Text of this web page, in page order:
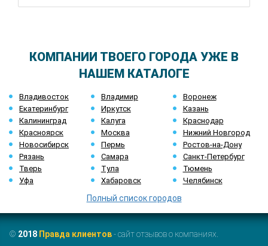
КОМПАНИИ ТВОЕГО ГОРОДА УЖЕ В
НАШЕМ КАТАЛОГЕ
Владивосток Владимир
Воронеж
Екатеринбург
Иркутск
Казань
Калининград
Калуга
Краснодар
Красноярск
Москва
Нижний Новгород
Новосибирск
Пермь
Ростов-на-Дону
Рязань
Самара
Санкт-Петербург
Тверь
Тула
Тюмень
Уфа
Хабаровск Челябинск
Полный список городов
© 2018 Правда клиентов- сайт отзывов о компаниях.